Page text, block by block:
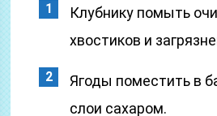
Клубнику помыть
хвостиков и
Ягоды поместить в
слои сахаром.